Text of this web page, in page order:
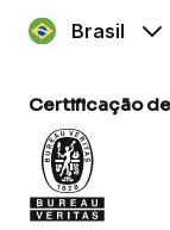
Brasil
Certificação